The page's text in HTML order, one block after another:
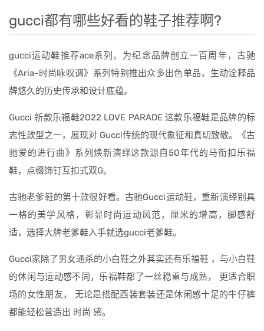
gucci都有哪些好看的鞋子推荐啊?
gucci运动鞋推荐ace系列。为纪念品牌创立一百周年，古驰
《Aria-时尚咏叹调》系列特别推出众多出色单品，生动诠释品
牌悠久的历史传承和设计底蕴。
Gucci 新款乐福鞋2022 LOVE PARADE 这款乐福鞋是品牌的标
志性款型之一，展现对 Gucci传统的现代象征和真切致敬。《古
驰爱的进行曲》系列焕新演绎这款源自50年代的马衔扣乐福
鞋，点缀饰钉互扣式双G。
古驰老爹鞋的第十款很好看。古驰Gucci运动鞋，重新演绎别具
一格的美学风格，彰显时尚运动风范，厘米的增高，脚感舒
适，选择大牌老爹鞋入手就选gucci老爹鞋。
Gucci家除了男女通杀的小白鞋之外其实还有乐福鞋 ，与小白鞋
的休闲与运动感不同，乐福鞋都了一丝稳重与成熟， 更适合职
场的女性朋友， 无论是搭配西装套装还是休闲感十足的牛仔裤
都能轻松营造出 时尚 感。